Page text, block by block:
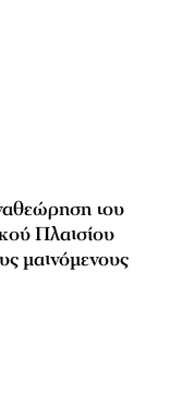
του
Πλαισίου
μαινόμενους